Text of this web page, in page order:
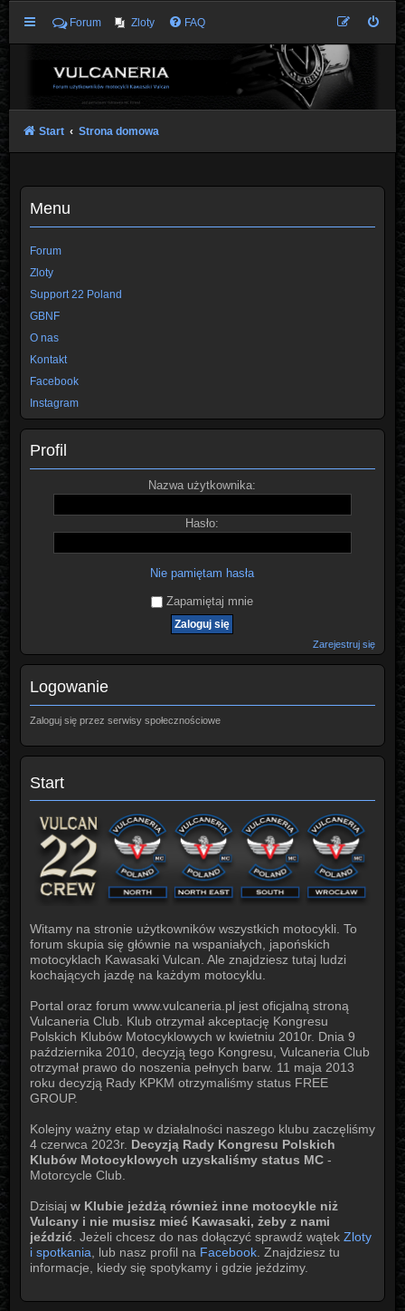
Forum Zloty FAQ
Start Strona domowa
Start
Witamy na stronie użytkowników wszystkich motocykli. To
forum skupia się głównie na wspaniałych, japońskich
motocyklach Kawasaki Vulcan. Ale znajdziesz tutaj ludzi
kochających jazdę na każdym motocyklu.
Portal oraz forum www.vulcaneria.pl jest oficjalną stroną
Vulcaneria Club. Klub otrzymał akceptację Kongresu
Polskich Klubów Motocyklowych w kwietniu 2010r. Dnia 9
października 2010, decyzją tego Kongresu, Vulcaneria Club
otrzymał prawo do noszenia pełnych barw. 11 maja 2013
roku decyzją Rady KPKM otrzymaliśmy status FREE
GROUP.
Kolejny ważny etap w działalności naszego klubu zaczęliśmy
4 czerwca 2023r. Decyzją Rady Kongresu Polskich
Klubów Motocyklowych uzyskaliśmy status MC-
Motorcycle Club.
Dzisiaj w Klubie jeżdżą również inne motocykle niż
Vulcany i nie musisz mieć Kawasaki, żeby z nami
jeździć. Jeżeli chcesz do nas dołączyć sprawdź wątek Zloty
i spotkania , lub nasz profil na Facebook. Znajdziesz tu
informacje, kiedy się spotykamy i gdzie jeździmy.
Menu
Forum
Zloty
Support 22 Poland
GBNF
O nas
Kontakt
Facebook
Instagram
Profil
Nazwa użytkownika:
Hasło:
Nie pamiętam hasła
Zapamiętaj mnie
Zarejestruj się
Logowanie
Zaloguj się przez serwisy społecznościowe